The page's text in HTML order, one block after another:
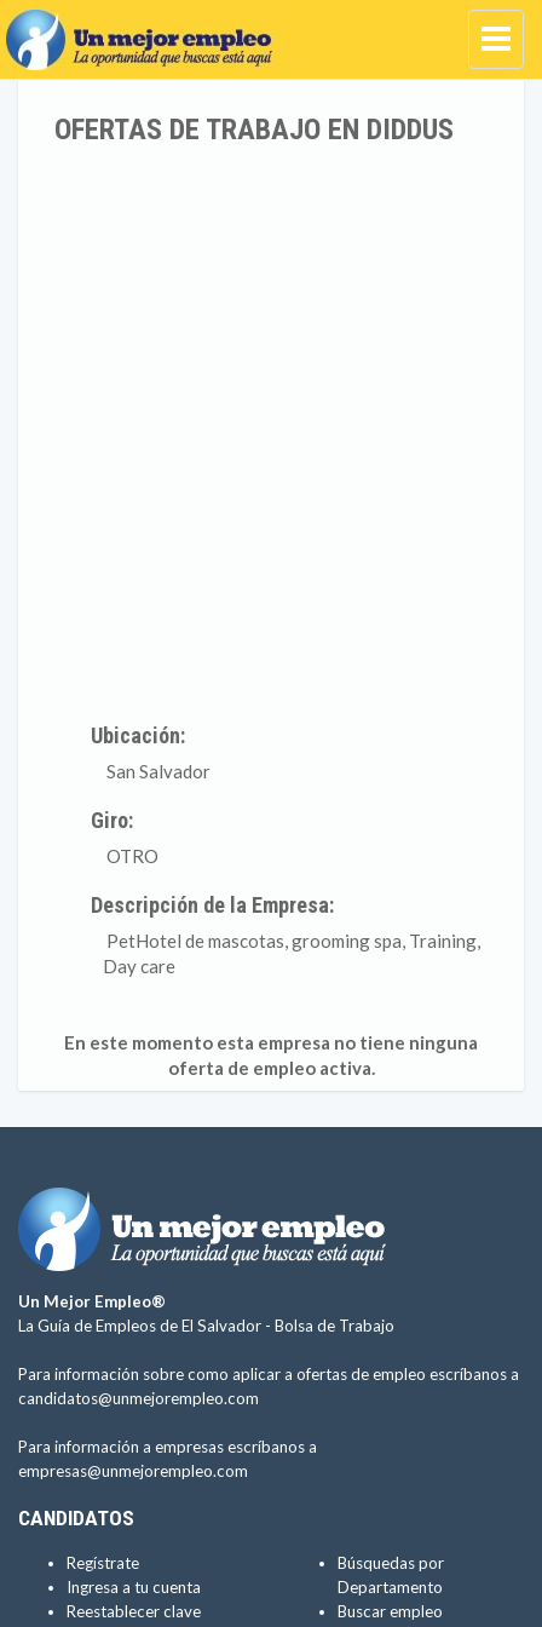
OFERTAS DE TRABAJO EN DIDDUS
Ubicación:
San Salvador
Giro:
OTRO
Descripción de la Empresa:
PetHotel de mascotas, grooming spa, Training,
Day care
En este momento esta empresa no tiene ninguna
oferta de empleo activa.
Un Mejor Empleo®
La Guía de Empleos de El Salvador - Bolsa de Trabajo
Para información sobre como aplicar a ofertas de empleo escríbanos a
candidatos@unmejorempleo.com
Para información a empresas escríbanos a
empresas@unmejorempleo.com
CANDIDATOS
Regístrate
Ingresa a tu cuenta
Reestablecer clave
Búsquedas por
Departamento
Buscar empleo